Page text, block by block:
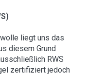
liegt uns das
diesem Grund
RWS
zertifiziert jedoch